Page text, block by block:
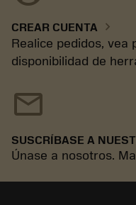
CREAR CUENTA chevron_right
Realice pedidos, vea
disponibilidad de
mail
SUSCRÍBASE A
Únase a nosotros.